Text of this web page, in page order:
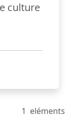
culture
1 eléments